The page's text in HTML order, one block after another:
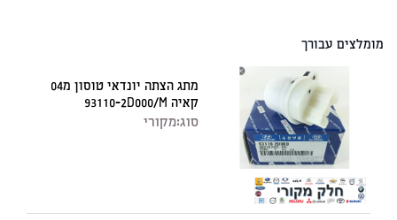
מומלצים עבורך
מתג הצתה יונדאי טוסון מ04
קאיה 93110-2D000/M
סוג:מקורי